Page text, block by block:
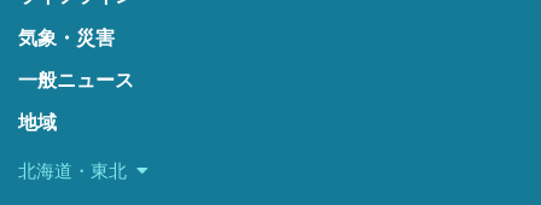
気象・災害
一般ニュース
地域
北海道・東北